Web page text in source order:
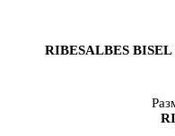
RIBESALBES